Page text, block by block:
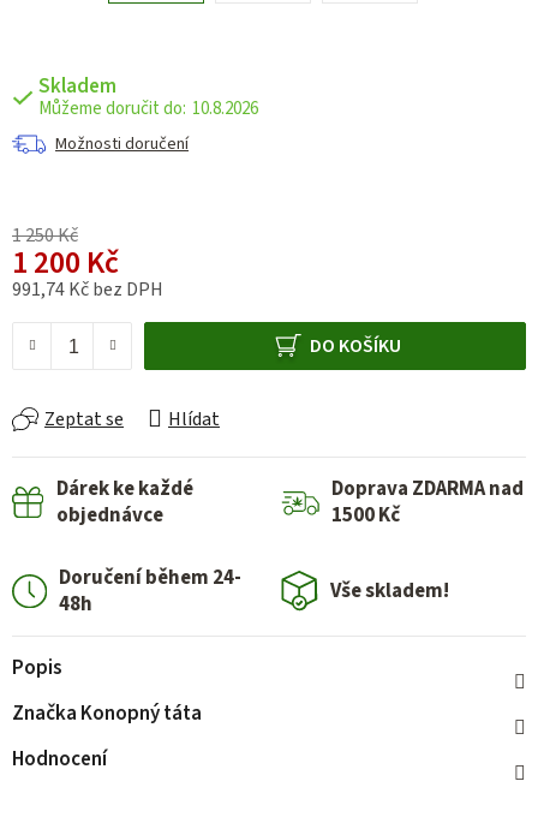
Skladem
10.8.2026
Možnosti doručení
1 250 Kč
1 200 Kč
991,74 Kč bez DPH
DO KOŠÍKU
Zeptat se Hlídat
Dárek ke každé
objednávce
Doprava ZDARMA nad
1500 Kč
Doručení během 24-
48h
Vše skladem!
Popis
Značka Konopný táta
Hodnocení